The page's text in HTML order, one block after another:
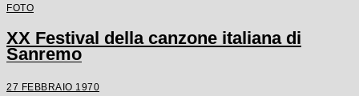
FOTO
XX Festival della canzone italiana di
Sanremo
27 FEBBRAIO 1970